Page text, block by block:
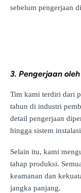
sebelum pengerjaan
3. Pengerjaan
Tim kami terdiri dari
tahun di industri
detail pengerjaan
hingga sistem
Selain itu, kami
tahap produksi.
keamanan dan
jangka panjang.